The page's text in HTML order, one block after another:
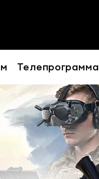
Телепрограмма